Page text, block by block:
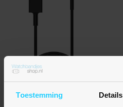
Toestemming Details
Nog geen beoordelingen